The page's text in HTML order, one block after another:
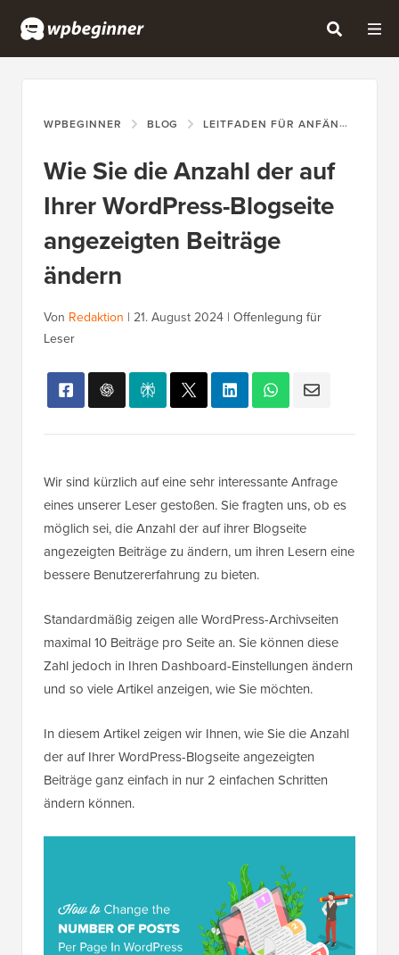
WPBEGINNER BLOG LEITFADEN FÜR ANFÄNGER
Wie Sie die Anzahl der auf
Ihrer WordPress-Blogseite
angezeigten Beiträge
ändern
Von Redaktion | 21. August 2024 | Offenlegung für
Leser
Wir sind kürzlich auf eine sehr interessante Anfrage
eines unserer Leser gestoßen. Sie fragten uns, ob es
möglich sei, die Anzahl der auf ihrer Blogseite
angezeigten Beiträge zu ändern, um ihren Lesern eine
bessere Benutzererfahrung zu bieten.
Standardmäßig zeigen alle WordPress-Archivseiten
maximal 10 Beiträge pro Seite an. Sie können diese
Zahl jedoch in Ihren Dashboard-Einstellungen ändern
und so viele Artikel anzeigen, wie Sie möchten.
In diesem Artikel zeigen wir Ihnen, wie Sie die Anzahl
der auf Ihrer WordPress-Blogseite angezeigten
Beiträge ganz einfach in nur 2 einfachen Schritten
ändern können.